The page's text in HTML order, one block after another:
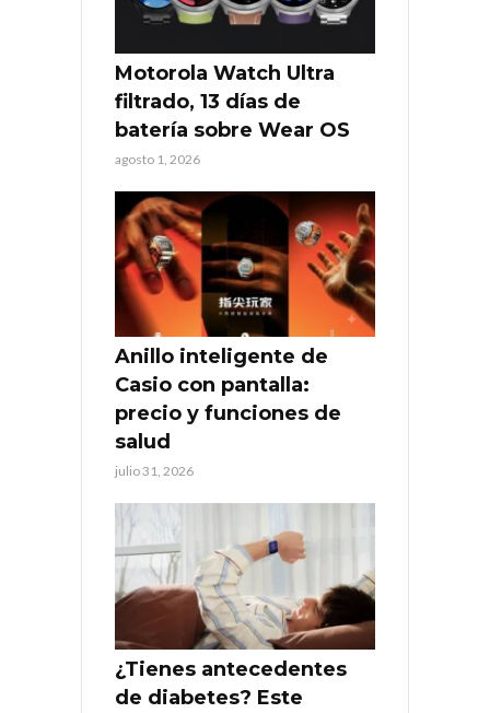
Motorola Watch Ultra
filtrado, 13 días de
batería sobre Wear OS
agosto 1, 2026
Anillo inteligente de
Casio con pantalla:
precio y funciones de
salud
julio 31, 2026
¿Tienes antecedentes
de diabetes? Este